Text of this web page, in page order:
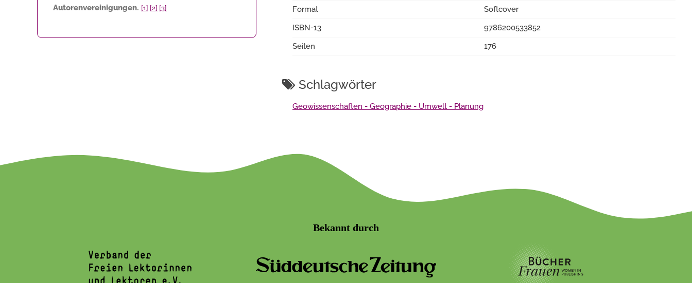
Autorenvereinigungen. [1] [2] [3]
Format
Softcover
ISBN-13
9786200533852
Seiten
176
Schlagwörter
Geowissenschaften - Geographie - Umwelt - Planung
Bekannt durch